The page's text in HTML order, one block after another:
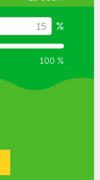
%
100 %